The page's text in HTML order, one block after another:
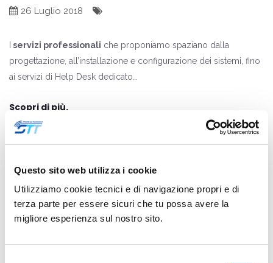
Questo sito web utilizza i cookie
Utilizziamo cookie tecnici e di navigazione propri e di
terza parte per essere sicuri che tu possa avere la
migliore esperienza sul nostro sito.
26 Luglio 2018
servizi professionali che proponiamo spaziano dalla
progettazione, all’installazione e configurazione dei sistemi, fino
ai servizi di Help Desk dedicato…
Scopri di più.
Condividi :